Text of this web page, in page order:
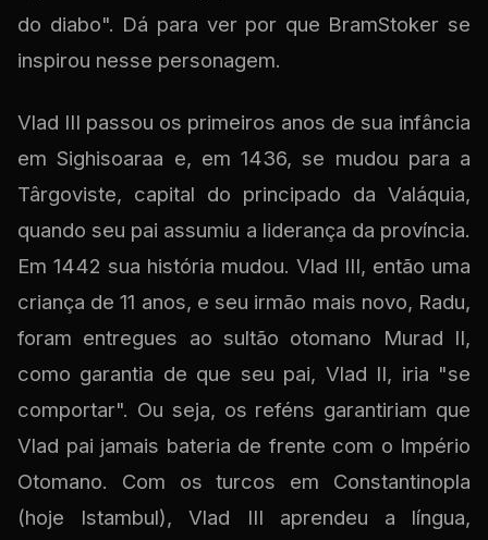
do diabo". Dá para ver por que BramStoker se
inspirou nesse personagem.
Vlad III passou os primeiros anos de sua infância
em Sighisoaraa e, em 1436, se mudou para a
Târgoviste, capital do principado da Valáquia,
quando seu pai assumiu a liderança da província.
Em 1442 sua história mudou. Vlad III, então uma
criança de 11 anos, e seu irmão mais novo, Radu,
foram entregues ao sultão otomano Murad II,
como garantia de que seu pai, Vlad II, iria "se
comportar". Ou seja, os reféns garantiriam que
Vlad pai jamais bateria de frente com o Império
Otomano. Com os turcos em Constantinopla
(hoje Istambul), Vlad III aprendeu a língua,